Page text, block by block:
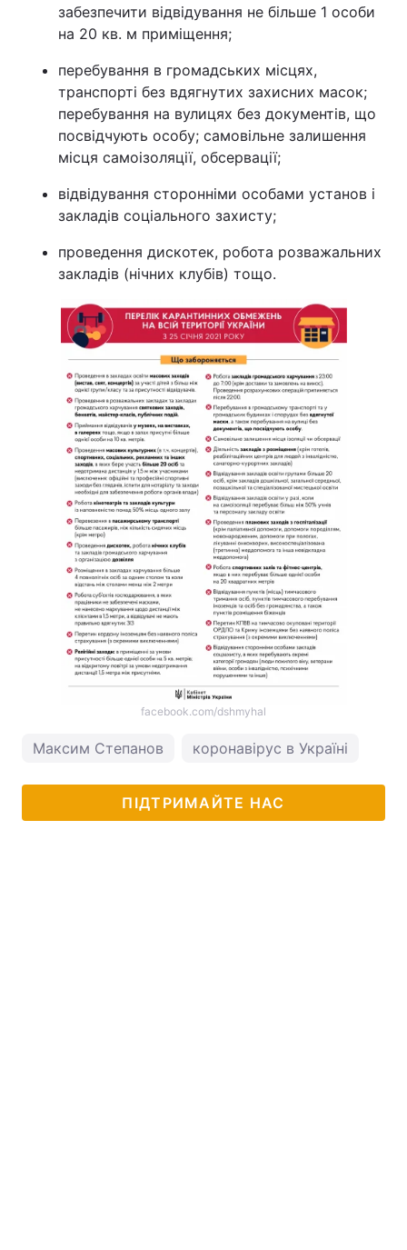
забезпечити відвідування не більше 1 особи
на 20 кв. м приміщення;
перебування в громадських місцях,
транспорті без вдягнутих захисних масок;
перебування на вулицях без документів, що
посвідчують особу; самовільне залишення
місця самоізоляції, обсервації;
відвідування сторонніми особами установ і
закладів соціального захисту;
проведення дискотек, робота розважальних
закладів (нічних клубів) тощо.
facebook.com/dshmyhal
Максим Степанов коронавірус в Україні
ПІДТРИМАЙТЕ НАС